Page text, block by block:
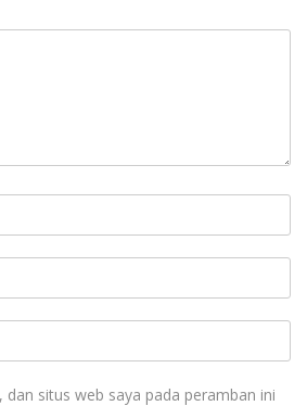
dan situs web saya pada peramban ini